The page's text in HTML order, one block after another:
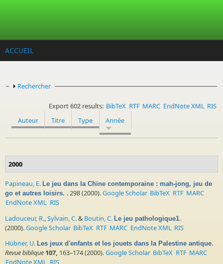
ACCUEIL
Afficher
Rechercher
Export 602 results: BibTeX RTF MARC EndNote XML RIS
Auteur
Titre Type Année
2000
Papineau, E. Le jeu dans la Chine contemporaine : mah-jong, jeu de
go et autres loisirs. . 298 (2000).Google Scholar BibTeX RTF MARC
EndNote XML RIS
Ladouceur, R. Sylvain, C.& Boutin, C. Le jeu pathologique1.
(2000).Google Scholar BibTeX RTF MARC EndNote XML RIS
Hübner, U. Les jeux d'enfants et les jouets dans la Palestine antique.
Revue biblique 107, 163–174 (2000).Google Scholar BibTeX RTF MARC
EndNote XML RIS